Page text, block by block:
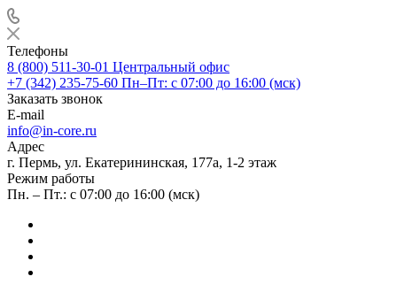
Телефоны
8 (800) 511-30-01 Центральный офис
+7 (342) 235-75-60 Пн–Пт: с 07:00 до 16:00 (мск)
Заказать звонок
E-mail
info@in-core.ru
Адрес
г. Пермь, ул. ​Екатерининская, 177а, ​1-2 этаж
Режим работы
Пн. – Пт.: с 07:00 до 16:00 (мск)